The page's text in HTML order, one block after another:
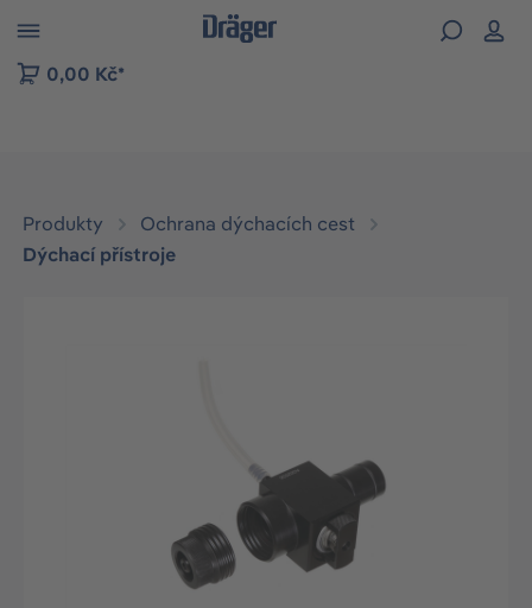
to B2B platform navigation
0,00 Kč*
Produkty
Ochrana dýchacích cest
Dýchací přístroje